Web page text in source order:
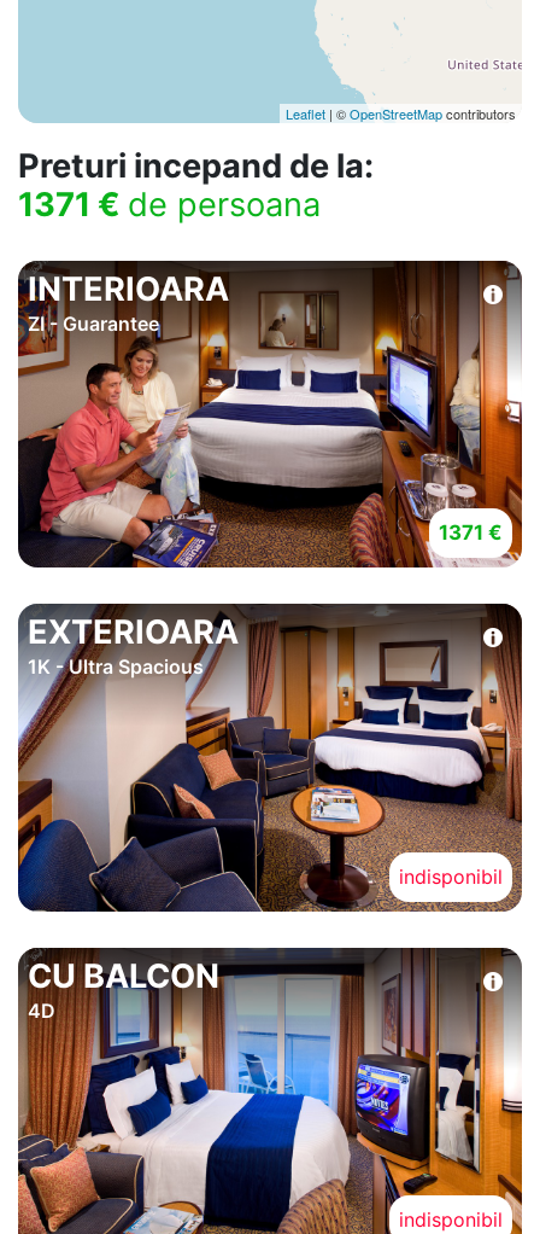
Leaflet | ©OpenStreetMapcontributors
Preturi incepand de la:
1371 € de persoana
INTERIOARA
ZI - Guarantee
1371 €
EXTERIOARA
1K - Ultra Spacious
indisponibil
CU BALCON
4D
indisponibil